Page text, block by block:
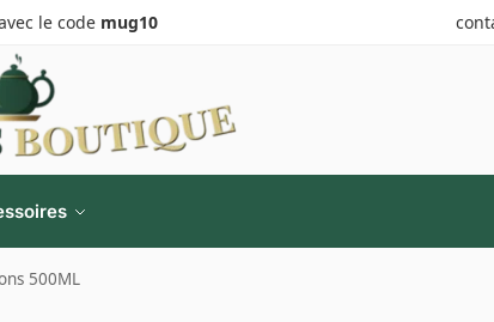
le code mug10
500ML